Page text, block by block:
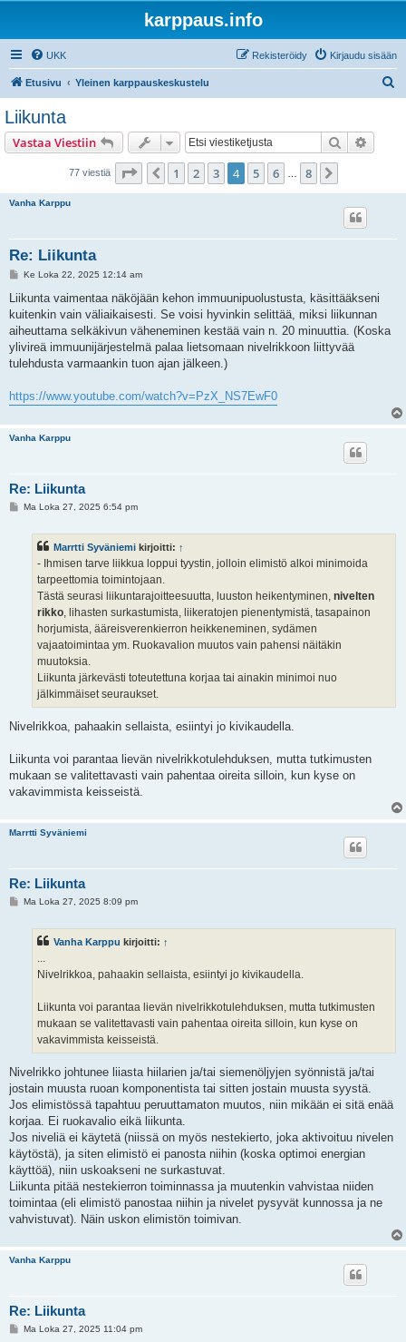
karppaus.info
UKK Kirjaudu sisään
Rekisteröidy
Etusivu Yleinen karppauskeskustelu
Liikunta
Vastaa Viestiin Etsi
77 viestiä Sivu /8
Edellinen
1 2 3 4 5 6 8
Vanha Karppu
Re: Liikunta
V
e
t
i
Ke Loka 22, 2025 12:14 am
Liikunta vaimentaa näköjään kehon immuunipuolustusta, käsittääkseni
kuitenkin vain väliaikaisesti. Se voisi hyvinkin selittää, miksi liikunnan
aiheuttama selkäkivun väheneminen kestää vain n. 20 minuuttia. (Koska
ylivireä immuunijärjestelmä palaa lietsomaan nivelrikkoon liittyvää
tulehdusta varmaankin tuon ajan jälkeen.)
https://www.youtube.com/watch?v=PzX_NS7EwF0
Vanha Karppu
Re: Liikunta
VMa Loka 27, 2025 6:54 pm
Marrtti Syväniemi kirjoitti: ↑
- Ihmisen tarve liikkua loppui tyystin, jolloin elimistö alkoi minimoida
tarpeettomia toimintojaan.
Tästä seurasi liikuntarajoitteesuutta, luuston heikentyminen, nivelten
rikko, lihasten surkastumista, liikeratojen pienentymistä, tasapainon
horjumista, ääreisverenkierron heikkeneminen, sydämen
vajaatoimintaa ym. Ruokavalion muutos vain pahensi näitäkin
muutoksia.
Liikunta järkevästi toteutettuna korjaa tai ainakin minimoi nuo
jälkimmäiset seuraukset.
Nivelrikkoa, pahaakin sellaista, esiintyi jo kivikaudella.
Liikunta voi parantaa lievän nivelrikkotulehduksen, mutta tutkimusten
mukaan se valitettavasti vain pahentaa oireita silloin, kun kyse on
vakavimmista keisseistä.
Marrtti Syväniemi
Re: Liikunta
VMa Loka 27, 2025 8:09 pm
Vanha Karppu kirjoitti: ↑
...
Nivelrikkoa, pahaakin sellaista, esiintyi jo kivikaudella.
Liikunta voi parantaa lievän nivelrikkotulehduksen, mutta tutkimusten
mukaan se valitettavasti vain pahentaa oireita silloin, kun kyse on
vakavimmista keisseistä.
Nivelrikko johtunee liiasta hiilarien ja/tai siemenöljyjen syönnistä ja/tai
jostain muusta ruoan komponentista tai sitten jostain muusta syystä.
Jos elimistössä tapahtuu peruuttamaton muutos, niin mikään ei sitä enää
korjaa. Ei ruokavalio eikä liikunta.
Jos niveliä ei käytetä (niissä on myös nestekierto, joka aktivoituu nivelen
käytöstä), ja siten elimistö ei panosta niihin (koska optimoi energian
käyttöä), niin uskoakseni ne surkastuvat.
Liikunta pitää nestekierron toiminnassa ja muutenkin vahvistaa niiden
toimintaa (eli elimistö panostaa niihin ja nivelet pysyvät kunnossa ja ne
vahvistuvat). Näin uskon elimistön toimivan.
Vanha Karppu
Re: Liikunta
VMa Loka 27, 2025 11:04 pm